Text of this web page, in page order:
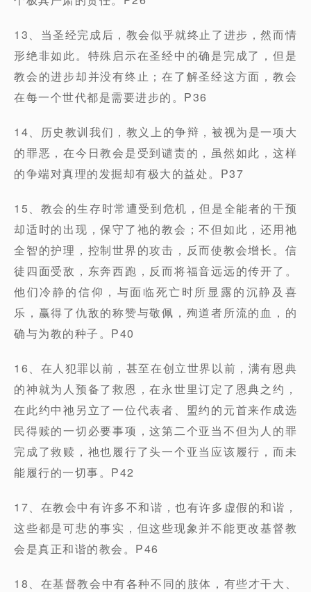
13、当圣经完成后，教会似乎就终止了进步，然而情
形绝非如此。特殊启示在圣经中的确是完成了，但是
教会的进步却并没有终止；在了解圣经这方面，教会
在每一个世代都是需要进步的。P36
14、历史教训我们，教义上的争辩，被视为是一项大
的罪恶，在今日教会是受到谴责的，虽然如此，这样
的争端对真理的发掘却有极大的益处。P37
15、教会的生存时常遭受到危机，但是全能者的干预
却适时的出现，保守了祂的教会；不但如此，还用祂
全智的护理，控制世界的攻击，反而使教会增长。信
徒四面受敌，东奔西跑，反而将福音远远的传开了。
他们冷静的信仰，与面临死亡时所显露的沉静及喜
乐，赢得了仇敌的称赞与敬佩，殉道者所流的血，的
确与为教的种子。P40
16、在人犯罪以前，甚至在创立世界以前，满有恩典
的神就为人预备了救恩，在永世里订定了恩典之约，
在此约中祂另立了一位代表者、盟约的元首来作成选
民得赎的一切必要事项，这第二个亚当不但为人的罪
完成了救赎，祂也履行了头一个亚当应该履行，而未
能履行的一切事。P42
17、在教会中有许多不和谐，也有许多虚假的和谐，
这些都是可悲的事实，但这些现象并不能更改基督教
会是真正和谐的教会。P46
18、在基督教会中有各种不同的肢体，有些才干大、